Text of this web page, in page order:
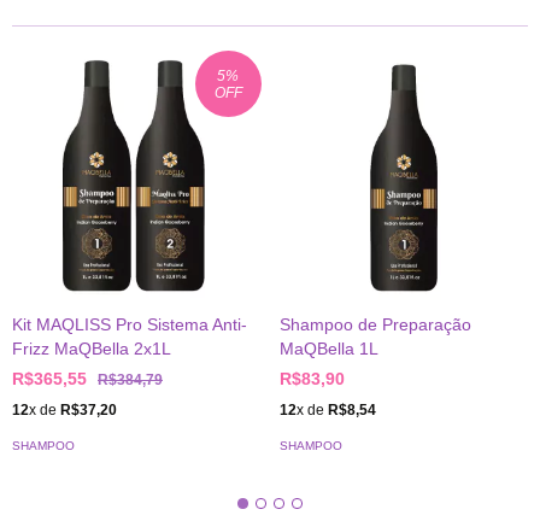
5%
OFF
Kit MAQLISS Pro Sistema Anti-
Frizz MaQBella 2x1L
R$365,55
R$384,79
12x de R$37,20
SHAMPOO
Shampoo de Preparação
MaQBella 1L
R$83,90
12x de R$8,54
SHAMPOO